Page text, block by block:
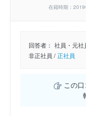
在籍時期：
回答者： 社員・元社
非正社員 / 正社員
この口